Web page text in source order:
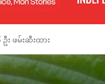
း ဖမ်းဆီးထား